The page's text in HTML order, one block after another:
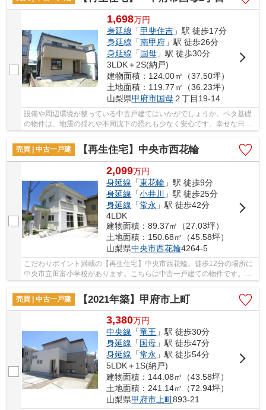
1,698万円
身延線 「甲斐住吉」駅 徒歩17分
身延線 「南甲府」駅 徒歩26分
身延線 「国母」駅 徒歩30分
3LDK＋2S(納戸)
建物面積：124.00㎡（37.50坪）
土地面積：119.77㎡（36.23坪）
山梨県甲府市国母２丁目19-14
設備や周辺環境が整っている中古戸建てはいかがでしょうか。ベタ基礎
の物件は、地震の揺れや不同沈下の恐れも少なく安心です。幸せな日々
が送れる戸建てを、甲府市にある身延線甲斐住...
売買 | 中古一戸建
【再生住宅】中央市西花輪
2,099万円
身延線 「東花輪 」駅 徒歩9分
身延線 「小井川
」駅 徒歩25分
身延線 「常永 」駅 徒歩42分
4LDK
建物面積：89.37㎡（27.03坪）
土地面積：150.68㎡（45.58坪）
山梨県中央市西花輪4264-5
こだわりポイント満載の【再生住宅】中央市西花輪。徒歩12分の場所に
中央市立田富小学校があります。こちらは中古一戸建ての物件です。接
道幅が10m以上と安心な条件の物件です。一戸建...
売買 | 中古一戸建
【2021年築】甲府市上町
3,380万円
中央線 「竜王 」駅 徒歩30分
身延線 「国母 」駅 徒歩47分
身延線 「常永 」駅 徒歩54分
5LDK＋1S(納戸)
建物面積：144.08㎡（43.58坪）
土地面積：241.14㎡（72.94坪）
山梨県甲府市上町893-21